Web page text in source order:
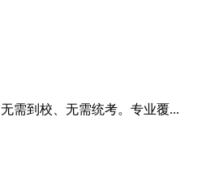
需到校、无需统考。专业覆...